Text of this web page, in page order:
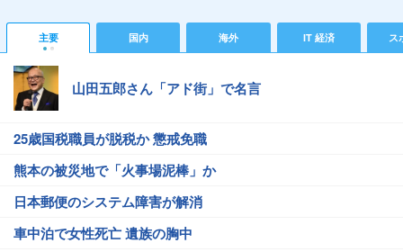
主要 国内 海外 IT 経済 ス
山田五郎さん「アド街」で名言
25歳国税職員が脱税か 懲戒免職
熊本の被災地で「火事場泥棒」か
日本郵便のシステム障害が解消
車中泊で女性死亡 遺族の胸中